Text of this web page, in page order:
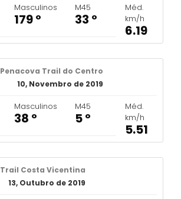
Masculinos
179 º
M45
33 º
Méd.
km/h
6.19
Penacova Trail do Centro
10, Novembro de 2019
Masculinos
38 º
M45
5 º
Méd.
km/h
5.51
Trail Costa Vicentina
13, Outubro de 2019